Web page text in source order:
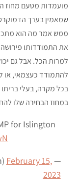
מועמדות מטעם מחוז
שמאמין בערך
ממש אמר מה הוא
את התמודדותו
למרות הכל. אבל גם
להתמודד כעצמאי, או
בכל מקרה, בעלי בריתו
במחוז הבחירה שלו
for Islington
— Jeremy Corbyn (@jeremycorbyn)
February 15,
2023